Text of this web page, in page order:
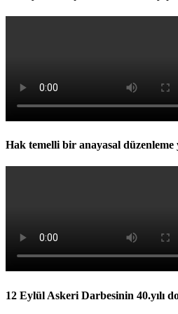
Hak temelli bir anayasal düzenleme
12 Eylül Askeri Darbesinin 40.yılı